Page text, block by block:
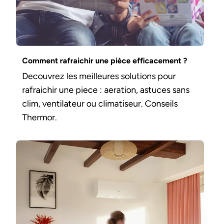
Comment rafraichir une pièce efficacement ?
Decouvrez les meilleures solutions pour
rafraichir une piece : aeration, astuces sans
clim, ventilateur ou climatiseur. Conseils
Thermor.